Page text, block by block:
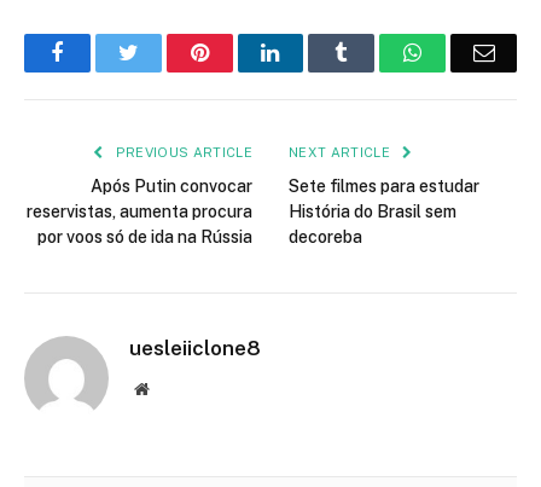
FacebookTwitter PinterestLinkedIn Tumblr WhatsApp
PREVIOUS ARTICLE
Após Putin convocar
reservistas, aumenta procura
por voos só de ida na Rússia
NEXT ARTICLE
Sete filmes para estudar
História do Brasil sem
decoreba
uesleiiclone8
Website